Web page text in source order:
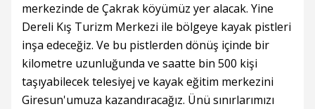
merkezinde de Çakrak köyümüz yer alacak. Yine
Dereli Kış Turizm Merkezi ile bölgeye kayak pistleri
inşa edeceğiz. Ve bu pistlerden dönüş içinde bir
kilometre uzunluğunda ve saatte bin 500 kişi
taşıyabilecek telesiyej ve kayak eğitim merkezini
Giresun'umuza kazandıracağız. Ünü sınırlarımızı